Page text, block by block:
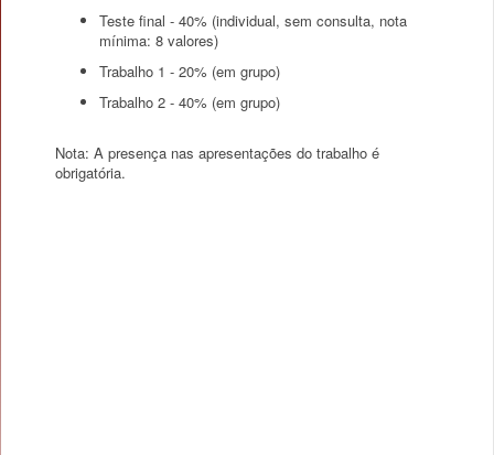
Teste final - 40% (individual, sem consulta, nota
mínima: 8 valores)
Trabalho 1 - 20% (em grupo)
Trabalho 2 - 40% (em grupo)
Nota: A presença nas apresentações do trabalho é
obrigatória.